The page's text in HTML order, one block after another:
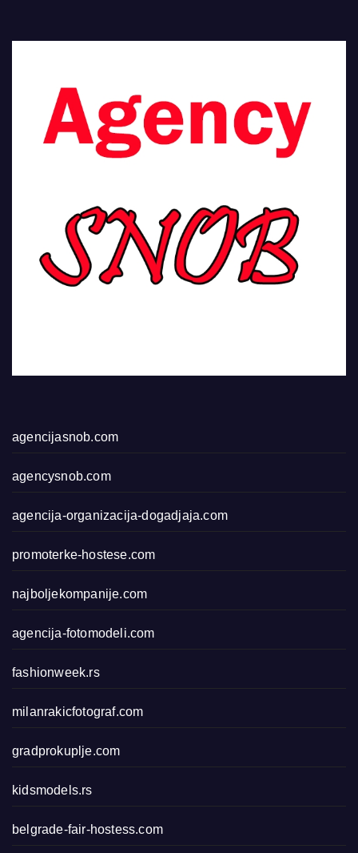
agencijasnob.com
agencysnob.com
agencija-organizacija-dogadjaja.com
promoterke-hostese.com
najboljekompanije.com
agencija-fotomodeli.com
fashionweek.rs
milanrakicfotograf.com
gradprokuplje.com
kidsmodels.rs
belgrade-fair-hostess.com